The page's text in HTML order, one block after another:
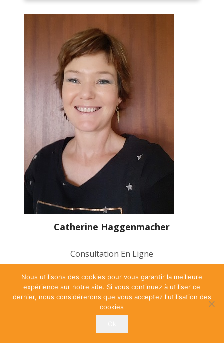
Catherine Haggenmacher
Consultation En Ligne
PRENDRE UN RDV
Nous utilisons des cookies pour vous garantir la meilleure
expérience sur notre site. Si vous continuez à utiliser ce
dernier, nous considérerons que vous acceptez l'utilisation des
cookies